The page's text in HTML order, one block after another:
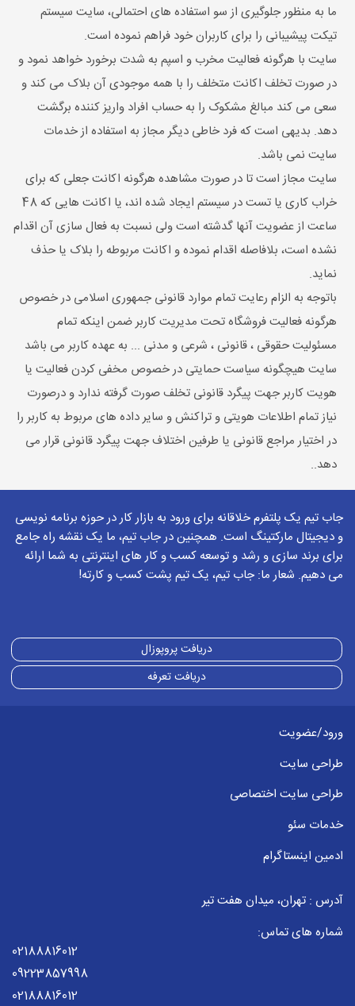
ما به منظور جلوگیری از سو استفاده های احتمالی، سايت سیستم
تیکت پیشیبانی را برای کاربران خود فراهم نموده است.
سايت با هرگونه فعالیت مخرب و اسپم به شدت برخورد خواهد نمود و
در صورت تخلف اکانت متخلف را با همه موجودی آن بلاک می کند و
سعی می کند مبالغ مشکوک را به حساب افراد واریز کننده برگشت
دهد. بدیهی است که فرد خاطی دیگر مجاز به استفاده از خدمات
سايت نمی باشد.
سايت مجاز است تا در صورت مشاهده هرگونه اکانت جعلی که برای
خراب کاری یا تست در سیستم ایجاد شده اند، یا اکانت هایی که 48
ساعت از عضویت آنها گدشته است ولی نسبت به فعال سازی آن اقدام
نشده است، بلافاصله اقدام نموده و اکانت مربوطه را بلاک یا حذف
نماید.
باتوجه به الزام رعایت تمام موارد قانونی جمهوری اسلامی در خصوص
هرگونه فعالیت فروشگاه تحت مدیریت کاربر ضمن اینکه تمام
مسئولیت حقوقی ، قانونی ، شرعی و مدنی ... به عهده کاربر می باشد
سایت هیچگونه سیاست حمایتی در خصوص مخفی کردن فعالیت یا
هویت کاربر جهت پیگرد قانونی تخلف صورت گرفته ندارد و درصورت
نیاز تمام اطلاعات هویتی و تراکنش و سایر داده های مربوط به کاربر را
در اختیار مراجع قانونی یا طرفین اختلاف جهت پیگرد قانونی قرار می
دهد..
جاب تیم یک پلتفرم خلاقانه برای ورود به بازار کار در حوزه برنامه نویسی
و دیجیتال مارکتینگ است. همچنین در جاب تیم، ما یک نقشه راه جامع
برای برند سازی و رشد و توسعه کسب و کار های اینترنتی به شما ارائه
می دهیم. شعار ما: جاب تیم، یک تیم پشت کسب و کارته!
دریافت پروپوزال
دریافت تعرفه
ورود/عضویت
طراحی سایت
طراحی سایت اختصاصی
خدمات سئو
ادمین اینستاگرام
آدرس : تهران، میدان هفت تیر
شماره های تماس:
02188816012
09223857998
02188816012